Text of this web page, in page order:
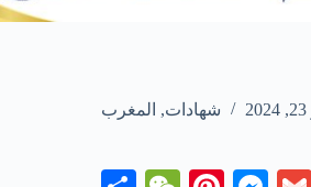
شهادات, المغرب